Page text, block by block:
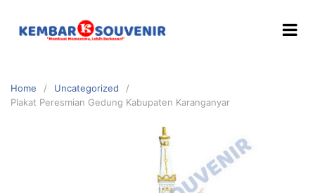
Home
Uncategorized
Plakat Peresmian Gedung Kabupaten Karanganyar